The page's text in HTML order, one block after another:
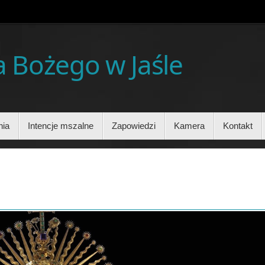
Bożego w Jaśle
Intencje mszalne Zapowiedzi Kamera Kontakt